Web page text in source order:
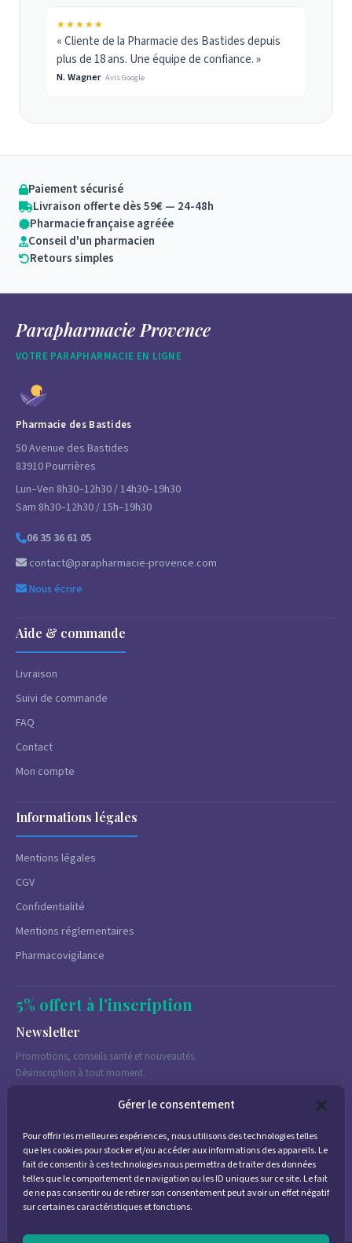
Gérer le consentement
Pour offrir les meilleures expériences, nous utilisons des technologies telles
que les cookies pour stocker et/ou accéder aux informations des appareils. Le
fait de consentir à ces technologies nous permettra de traiter des données
telles que le comportement de navigation ou les ID uniques sur ce site. Le fait
de ne pas consentir ou de retirer son consentement peut avoir un effet négatif
sur certaines caractéristiques et fonctions.
★★★★★
« Cliente de la Pharmacie des Bastides depuis
plus de 18 ans. Une équipe de confiance. »
N. Wagner Avis Google
Paiement sécurisé
Livraison offerte dès 59€ — 24-48h
Pharmacie française agréée
Conseil d'un pharmacien
Retours simples
Parapharmacie Provence
VOTRE PARAPHARMACIE EN LIGNE
Pharmacie des Bastides
50 Avenue des Bastides
83910 Pourrières
Lun–Ven 8h30–12h30 / 14h30–19h30
Sam 8h30–12h30 / 15h–19h30
06 35 36 61 05
contact@parapharmacie-provence.com
Nous écrire
Aide & commande
Livraison
Suivi de commande
FAQ
Contact
Mon compte
Informations légales
Mentions légales
CGV
Confidentialité
Mentions réglementaires
Pharmacovigilance
5% offert à l'inscription
Newsletter
Promotions, conseils santé et nouveautés.
Désinscription à tout moment.
J'accepte de recevoir des emails marketing conformément à la
politique de confidentialité